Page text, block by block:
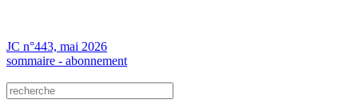
JC n°443, mai 2026
sommaire - abonnement